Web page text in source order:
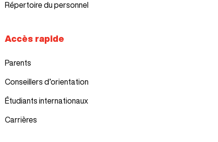
Répertoire du personnel
Accès rapide
Parents
Conseillers d’orientation
Étudiants internationaux
Carrières